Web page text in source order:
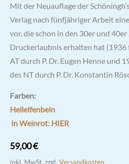
Mit der Neuauflage der
Verlag nach fünfjähriger Arbeit
vor, die schon in den 30er und
Druckerlaubnis erhalten hat (1936
AT durch P. Dr. Eugen Henne und
des NT durch P. Dr. Konstantin
Farben:
Hellelfenbein
in Weinrot: HIER
59,00€
inkl. MwSt. zzgl. Versandkosten